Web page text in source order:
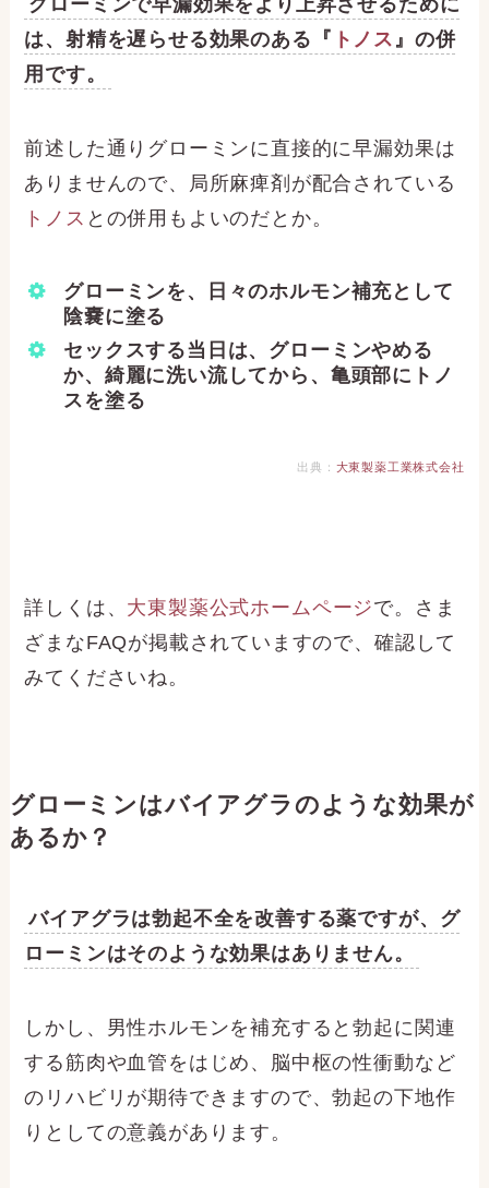
グローミンで早漏効果をより上昇させるために
は、射精を遅らせる効果のある『 トノス 』の併
用です。
前述した通りグローミンに直接的に早漏効果は
ありませんので、局所麻痺剤が配合されている
トノス との併用もよいのだとか。
グローミンを、日々のホルモン補充として
陰嚢に塗る
セックスする当日は、グローミンやめる
か、綺麗に洗い流してから、亀頭部にトノ
スを塗る
出典： 大東製薬工業株式会社
詳しくは、 大東製薬公式ホームページで。さま
ざまなFAQが掲載されていますので、確認して
みてくださいね。
グローミンはバイアグラのような効果が
あるか？
バイアグラは勃起不全を改善する薬ですが、グ
ローミンはそのような効果はありません。
しかし、男性ホルモンを補充すると勃起に関連
する筋肉や血管をはじめ、脳中枢の性衝動など
のリハビリが期待できますので、勃起の下地作
りとしての意義があります。